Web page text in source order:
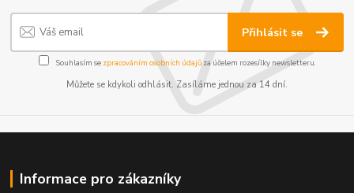
Přihlásit se
Souhlasím se zpracováním osobních údajůza účelem rozesílky newsletteru.
Můžete se kdykoli odhlásit. Zasíláme jednou za 14 dní.
Informace pro zákazníky